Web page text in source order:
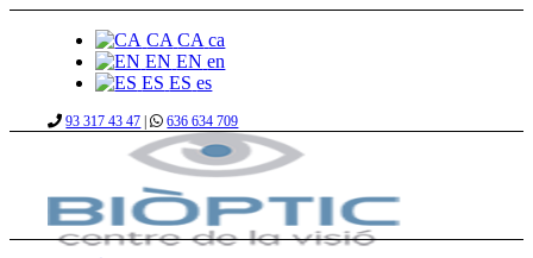
CA CA ca
EN EN en
ES ES es
93 317 43 47 | 636 634 709